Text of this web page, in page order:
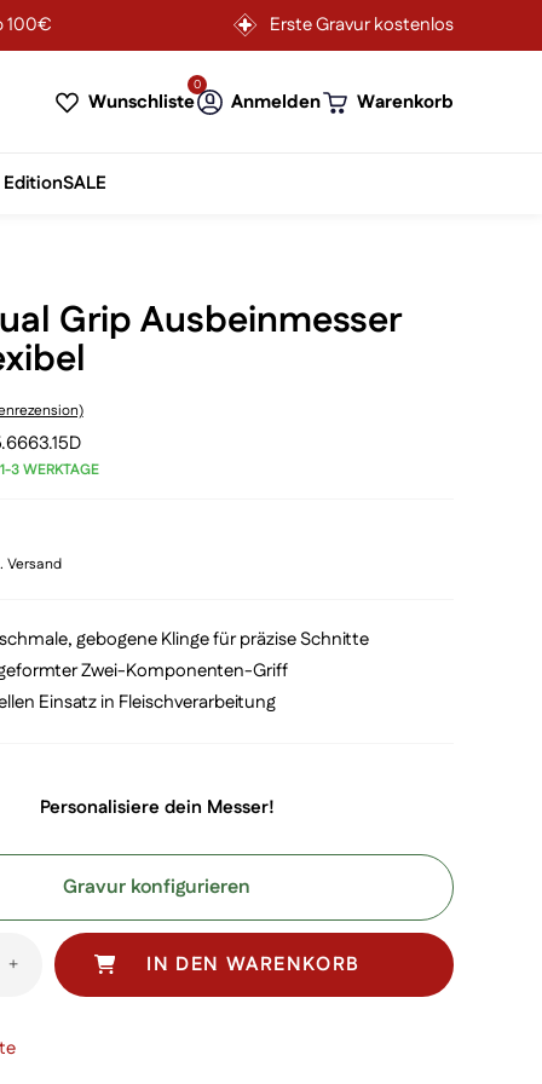
100€ Erste Gravur kostenlos
Wunschliste
0
Anmelden Warenkorb
SALE
Grip Ausbeinmesser
3 WERKTAGE
Versand
gebogene Klinge für präzise Schnitte
Zwei-Komponenten-Griff
Einsatz in Fleischverarbeitung
Personalisiere dein Messer!
Gravur konfigurieren
+ IN DEN WARENKORB